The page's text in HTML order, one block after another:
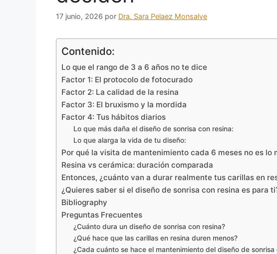
17 junio, 2026 por Dra. Sara Pelaez Monsalve
Contenido:
Lo que el rango de 3 a 6 años no te dice
Factor 1: El protocolo de fotocurado
Factor 2: La calidad de la resina
Factor 3: El bruxismo y la mordida
Factor 4: Tus hábitos diarios
Lo que más daña el diseño de sonrisa con resina:
Lo que alarga la vida de tu diseño:
Por qué la visita de mantenimiento cada 6 meses no es lo
Resina vs cerámica: duración comparada
Entonces, ¿cuánto van a durar realmente tus carillas en
¿Quieres saber si el diseño de sonrisa con resina es para
Bibliography
Preguntas Frecuentes
¿Cuánto dura un diseño de sonrisa con resina?
¿Qué hace que las carillas en resina duren menos?
¿Cada cuánto se hace el mantenimiento del diseño de sonrisa